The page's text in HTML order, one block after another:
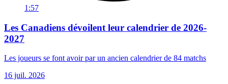
1:57
Les Canadiens dévoilent leur calendrier de 2026-
2027
Les joueurs se font avoir par un ancien calendrier de 84 matchs
16 juil. 2026